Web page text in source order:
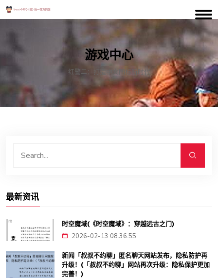
游戏中心
红警二：打造中文图标新时代
最新资讯
时空魔域(《时空魔域》：穿越远古之门)
2026-02-13 08:36:55
新闻「叔叔不约聊」匿名聊天网站发布，隐私防护再
升级！(「叔叔不约聊」网站再次升级：隐私保护更加
完善！)